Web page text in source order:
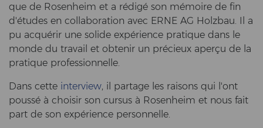
que de Ro­sen­heim et a rédigé son mémoire de fin
d'études en col­la­bo­ra­ti­on avec ERNE AG Holz­bau. Il a
pu acquérir une so­li­de expérience pra­tique dans le
monde du tra­vail et ob­tenir un précieux aperçu de la
pra­tique pro­fes­si­on­nel­le.
Dans cette in­ter­view, il par­ta­ge les rai­sons qui l'ont
poussé à choi­sir son cur­sus à Ro­sen­heim et nous fait
part de son expérience per­son­nel­le.